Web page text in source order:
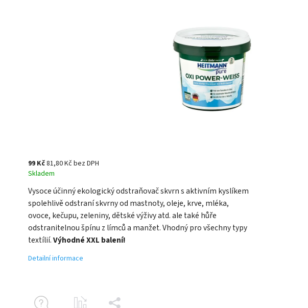
99 Kč81,80 Kč bez DPH
Skladem
Vysoce účinný ekologický odstraňovač skvrn s aktivním kyslíkem
spolehlivě odstraní skvrny od mastnoty, oleje, krve, mléka,
ovoce, kečupu, zeleniny, dětské výživy atd. ale také hůře
odstranitelnou špínu z límců a manžet. Vhodný pro všechny typy
textílií.Výhodné XXL balení!
Detailní informace